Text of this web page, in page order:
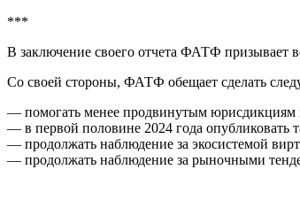
***
В заключение своего отчета ФАТФ призывает
Со своей стороны, ФАТФ обещает сделать
— помогать менее продвинутым
— в первой половине 2024 года
— продолжать наблюдение за экосистемой
— продолжать наблюдение за рыночными